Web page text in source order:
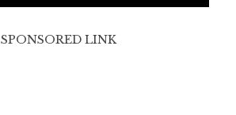
SPONSORED LINK